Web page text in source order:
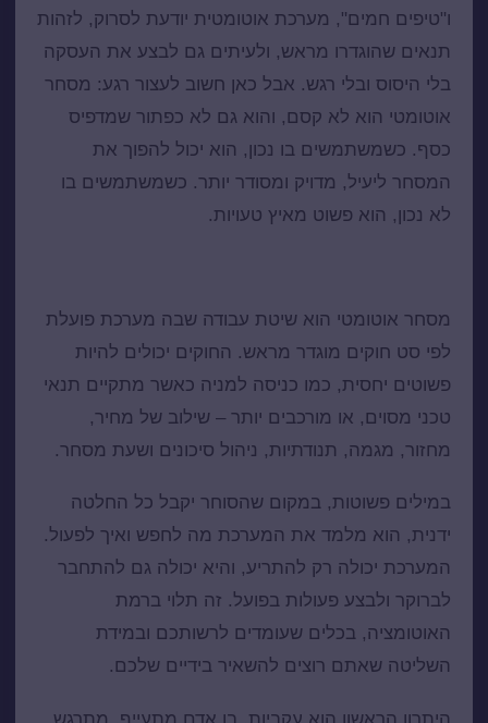
ו"טיפים חמים", מערכת אוטומטית יודעת לסרוק, לזהות
תנאים שהוגדרו מראש, ולעיתים גם לבצע את העסקה
בלי היסוס ובלי רגש. אבל כאן חשוב לעצור רגע: מסחר
אוטומטי הוא לא קסם, והוא גם לא כפתור שמדפיס
כסף. כשמשתמשים בו נכון, הוא יכול להפוך את
המסחר ליעיל, מדויק ומסודר יותר. כשמשתמשים בו
לא נכון, הוא פשוט מאיץ טעויות.
מסחר אוטומטי הוא שיטת עבודה שבה מערכת פועלת
לפי סט חוקים מוגדר מראש. החוקים יכולים להיות
פשוטים יחסית, כמו כניסה למניה כאשר מתקיים תנאי
טכני מסוים, או מורכבים יותר – שילוב של מחיר,
מחזור, מגמה, תנודתיות, ניהול סיכונים ושעת מסחר.
במילים פשוטות, במקום שהסוחר יקבל כל החלטה
ידנית, הוא מלמד את המערכת מה לחפש ואיך לפעול.
המערכת יכולה רק להתריע, והיא יכולה גם להתחבר
לברוקר ולבצע פעולות בפועל. זה תלוי ברמת
האוטומציה, בכלים שעומדים לרשותכם ובמידת
השליטה שאתם רוצים להשאיר בידיים שלכם.